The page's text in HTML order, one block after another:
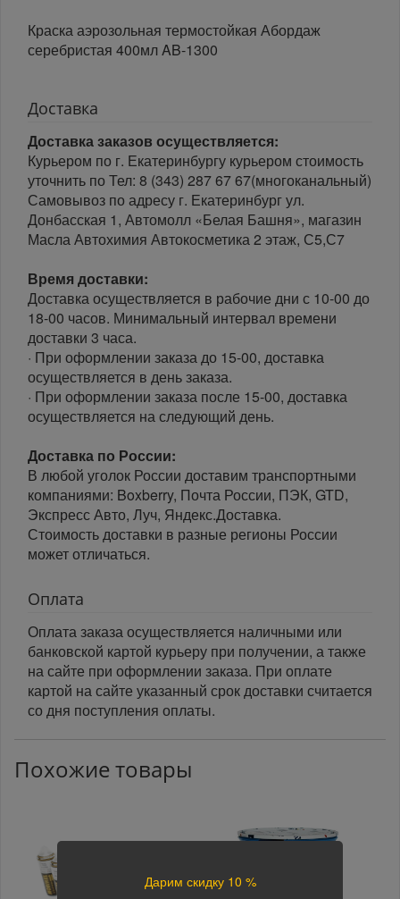
Краска аэрозольная термостойкая Абордаж
серебристая 400мл AB-1300
Доставка
Доставка заказов осуществляется:
Курьером по г. Екатеринбургу курьером стоимость
уточнить по Тел: 8 (343) 287 67 67(многоканальный)
Самовывоз по адресу г. Екатеринбург ул.
Донбасская 1, Автомолл «Белая Башня», магазин
Масла Автохимия Автокосметика 2 этаж, С5,С7
Время доставки:
Доставка осуществляется в рабочие дни с 10-00 до
18-00 часов. Минимальный интервал времени
доставки 3 часа.
· При оформлении заказа до 15-00, доставка
осуществляется в день заказа.
· При оформлении заказа после 15-00, доставка
осуществляется на следующий день.
Доставка по России:
В любой уголок России доставим транспортными
компаниями: Boxberry, Почта России, ПЭК, GTD,
Экспресс Авто, Луч, Яндекс.Доставка.
Стоимость доставки в разные регионы России
может отличаться.
Оплата
Оплата заказа осуществляется наличными или
банковской картой курьеру при получении, а также
на сайте при оформлении заказа. При оплате
картой на сайте указанный срок доставки считается
со дня поступления оплаты.
Похожие товары
Дарим скидку 10 %